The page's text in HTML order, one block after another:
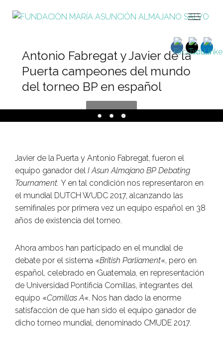
Antonio Fabregat y Javier de la
Puerta campeones del mundo
del torneo BP en español
Javier de la Puerta y Antonio Fabregat, fueron el
equipo ganador del I Asun Almajano BP Debating
Tournament. Y en tal condición nos representaron en
el mundial DUTCH WUDC 2017, alcanzando las
semifinales por primera vez un equipo español en 38
años de existencia del torneo.
Ahora ambos han participado en el mundial de
debate por el sistema «British Parliament«, pero en
español, celebrado en Guatemala, en representación
de Universidad Pontificia Comillas, integrantes del
equipo «Comillas A«. Nos han dado la enorme
satisfacción de que han sido el equipo ganador de
dicho torneo mundial, denominado CMUDE 2017.